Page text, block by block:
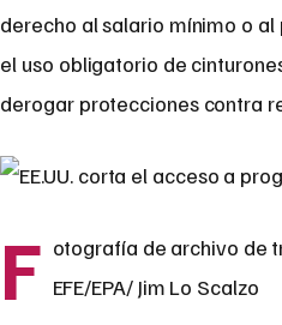
derecho al salario mínimo o
el uso obligatorio de
derogar protecciones contra
F otografía de archivo de
EFE/EPA/ Jim Lo Scalzo